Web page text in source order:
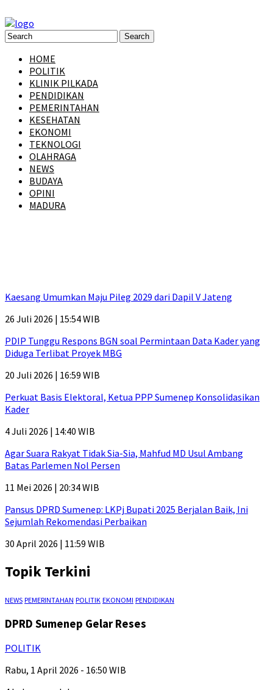
HOME
POLITIK
KLINIK PILKADA
PENDIDIKAN
PEMERINTAHAN
KESEHATAN
EKONOMI
TEKNOLOGI
OLAHRAGA
NEWS
BUDAYA
OPINI
MADURA
Kaesang Umumkan Maju Pileg 2029 dari Dapil V Jateng
26 Juli 2026 | 15:54 WIB
PDIP Tunggu Respons BGN soal Permintaan Data Kader yang
Diduga Terlibat Proyek MBG
20 Juli 2026 | 16:59 WIB
Perkuat Basis Elektoral, Ketua PPP Sumenep Konsolidasikan
Kader
4 Juli 2026 | 14:40 WIB
Agar Suara Rakyat Tidak Sia-Sia, Mahfud MD Usul Ambang
Batas Parlemen Nol Persen
11 Mei 2026 | 20:34 WIB
Pansus DPRD Sumenep: LKPj Bupati 2025 Berjalan Baik, Ini
Sejumlah Rekomendasi Perbaikan
30 April 2026 | 11:59 WIB
Topik Terkini
NEWS PEMERINTAHAN POLITIK EKONOMI PENDIDIKAN
DPRD Sumenep Gelar Reses
POLITIK
Rabu, 1 April 2026 - 16:50 WIB